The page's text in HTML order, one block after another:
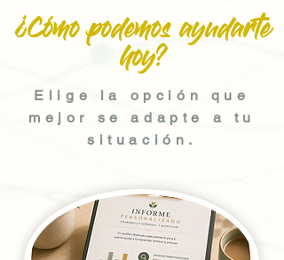
¿Cómo podemos ayudarte
hoy?
Elige la opción que
mejor se adapte a tu
situación.